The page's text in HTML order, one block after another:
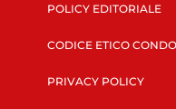
POLICY EDITORIALE
CODICE ETICO
PRIVACY POLICY